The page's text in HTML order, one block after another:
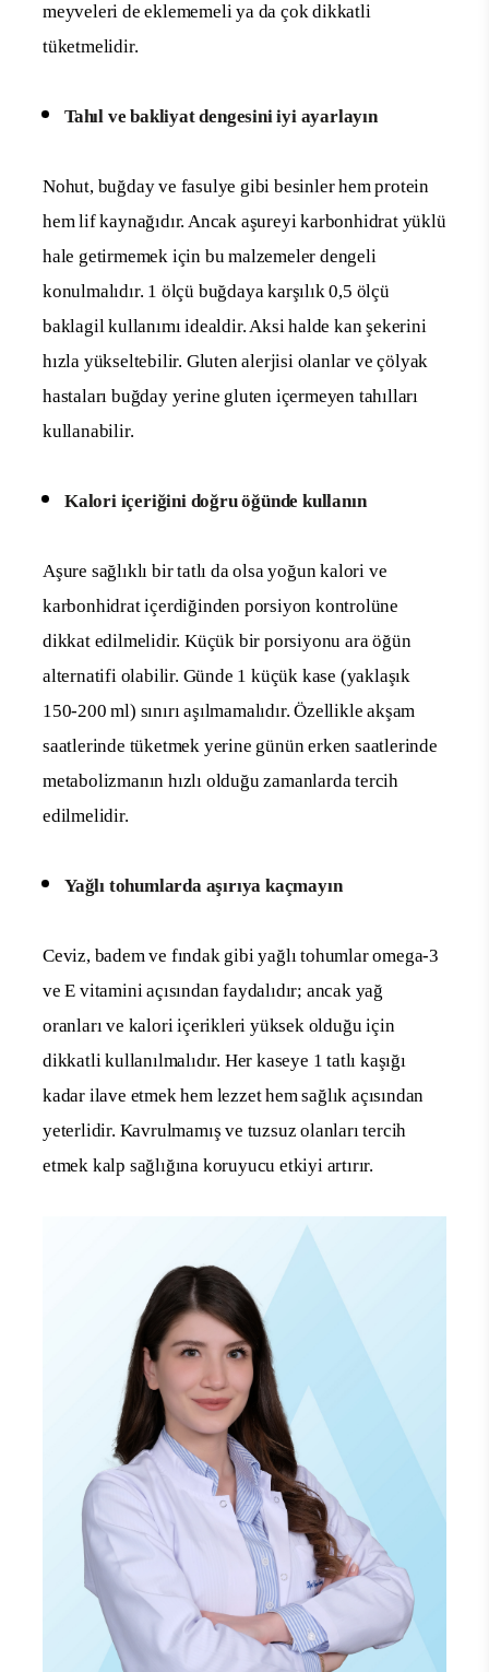
meyveleri de eklememeli ya da çok dikkatli
tüketmelidir.
Tahıl ve bakliyat dengesini iyi ayarlayın
Nohut, buğday ve fasulye gibi besinler hem protein
hem lif kaynağıdır. Ancak aşureyi karbonhidrat yüklü
hale getirmemek için bu malzemeler dengeli
konulmalıdır. 1 ölçü buğdaya karşılık 0,5 ölçü
baklagil kullanımı idealdir. Aksi halde kan şekerini
hızla yükseltebilir. Gluten alerjisi olanlar ve çölyak
hastaları buğday yerine gluten içermeyen tahılları
kullanabilir.
Kalori içeriğini doğru öğünde kullanın
Aşure sağlıklı bir tatlı da olsa yoğun kalori ve
karbonhidrat içerdiğinden porsiyon kontrolüne
dikkat edilmelidir. Küçük bir porsiyonu ara öğün
alternatifi olabilir. Günde 1 küçük kase (yaklaşık
150-200 ml) sınırı aşılmamalıdır. Özellikle akşam
saatlerinde tüketmek yerine günün erken saatlerinde
metabolizmanın hızlı olduğu zamanlarda tercih
edilmelidir.
Yağlı tohumlarda aşırıya kaçmayın
Ceviz, badem ve fındak gibi yağlı tohumlar omega-3
ve E vitamini açısından faydalıdır; ancak yağ
oranları ve kalori içerikleri yüksek olduğu için
dikkatli kullanılmalıdır. Her kaseye 1 tatlı kaşığı
kadar ilave etmek hem lezzet hem sağlık açısından
yeterlidir. Kavrulmamış ve tuzsuz olanları tercih
etmek kalp sağlığına koruyucu etkiyi artırır.